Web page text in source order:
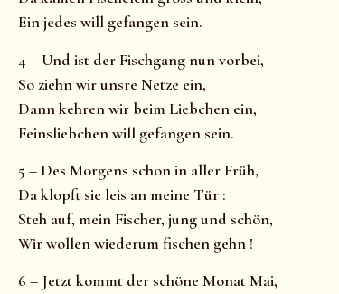
Ein jedes will gefangen sein.
4 – Und ist der Fischgang nun vorbei,
So ziehn wir unsre Netze ein,
Dann kehren wir beim Liebchen ein,
Feinsliebchen will gefangen sein.
5 – Des Morgens schon in aller Früh,
Da klopft sie leis an meine Tür :
Steh auf, mein Fischer, jung und schön,
Wir wollen wiederum fischen gehn !
6 – Jetzt kommt der schöne Monat Mai,